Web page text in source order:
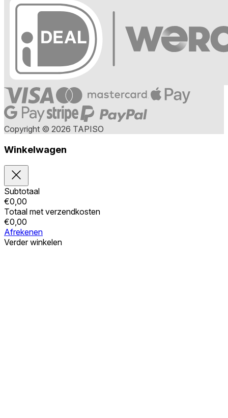
Copyright © 2026 TAPISO
Winkelwagen
Subtotaal
€0,00
Totaal met verzendkosten
€0,00
Afrekenen
Verder winkelen